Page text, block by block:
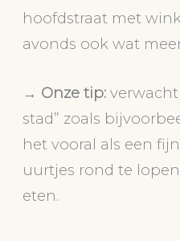
hoofdstraat met
avonds ook wat
→ Onze tip:
stad” zoals
het vooral als een
uurtjes rond te lopen
eten.